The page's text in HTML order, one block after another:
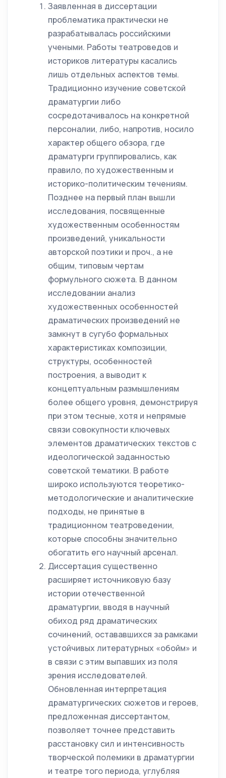
Заявленная в диссертации
проблематика практически не
разрабатывалась российскими
учеными. Работы театроведов и
историков литературы касались
лишь отдельных аспектов темы.
Традиционно изучение советской
драматургии либо
сосредотачивалось на конкретной
персоналии, либо, напротив, носило
характер общего обзора, где
драматурги группировались, как
правило, по художественным и
историко-политическим течениям.
Позднее на первый план вышли
исследования, посвященные
художественным особенностям
произведений, уникальности
авторской поэтики и проч., а не
общим, типовым чертам
формульного сюжета. В данном
исследовании анализ
художественных особенностей
драматических произведений не
замкнут в сугубо формальных
характеристиках композиции,
структуры, особенностей
построения, а выводит к
концептуальным размышлениям
более общего уровня, демонстрируя
при этом тесные, хотя и непрямые
связи совокупности ключевых
элементов драматических текстов с
идеологической заданностью
советской тематики. В работе
широко используются теоретико-
методологические и аналитические
подходы, не принятые в
традиционном театроведении,
которые способны значительно
обогатить его научный арсенал.
Диссертация существенно
расширяет источниковую базу
истории отечественной
драматургии, вводя в научный
обиход ряд драматических
сочинений, остававшихся за рамками
устойчивых литературных «обойм» и
в связи с этим выпавших из поля
зрения исследователей.
Обновленная интерпретация
драматургических сюжетов и героев,
предложенная диссертантом,
позволяет точнее представить
расстановку сил и интенсивность
творческой полемики в драматургии
и театре того периода, углубляя